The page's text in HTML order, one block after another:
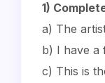
1)
a) The
b) I have a
c) This is